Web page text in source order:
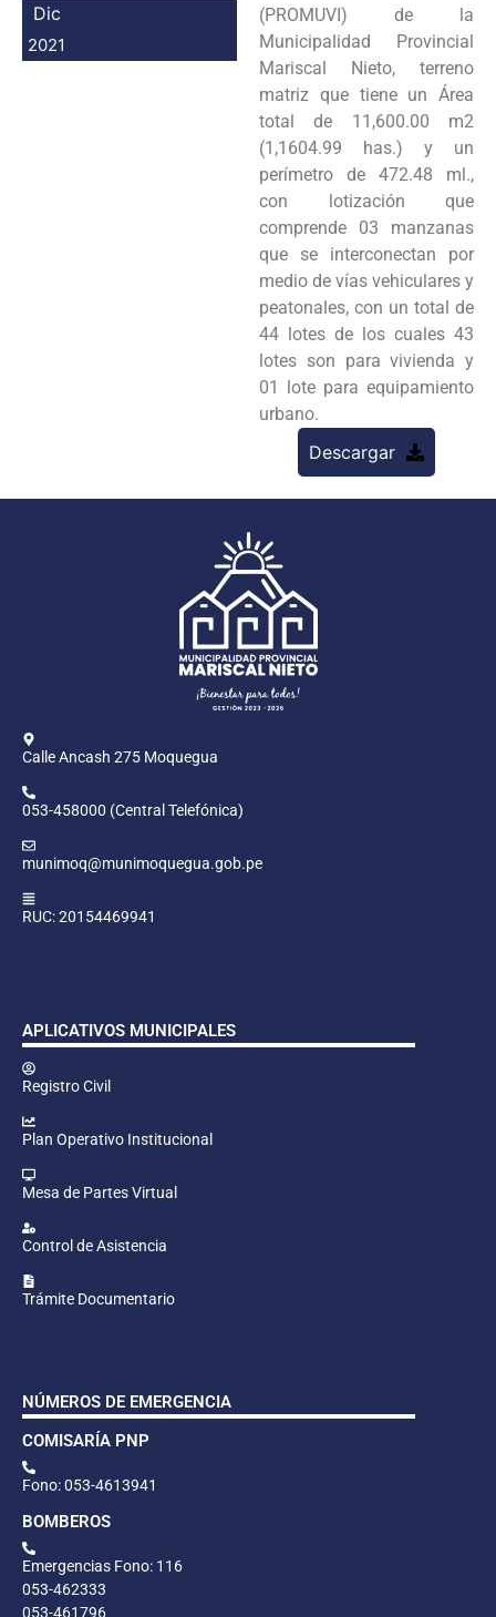
Dic
2021
(PROMUVI) de la
Municipalidad Provincial
Mariscal Nieto, terreno
matriz que tiene un Área
total de 11,600.00 m2
(1,1604.99 has.) y un
perímetro de 472.48 ml.,
con lotización que
comprende 03 manzanas
que se interconectan por
medio de vías vehiculares y
peatonales, con un total de
44 lotes de los cuales 43
lotes son para vivienda y
01 lote para equipamiento
urbano.
Descargar
Calle Ancash 275 Moquegua
053-458000 (Central Telefónica)
munimoq@munimoquegua.gob.pe
RUC: 20154469941
APLICATIVOS MUNICIPALES
Registro Civil
Plan Operativo Institucional
Mesa de Partes Virtual
Control de Asistencia
Trámite Documentario
NÚMEROS DE EMERGENCIA
COMISARÍA PNP
Fono: 053-4613941
BOMBEROS
Emergencias Fono: 116
053-462333
053-461796